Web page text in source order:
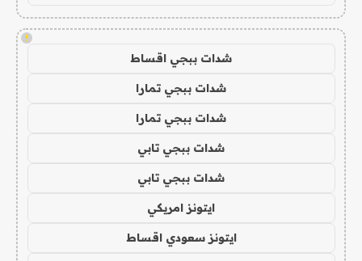
!
شدات ببجي اقساط
شدات ببجي تمارا
شدات ببجي تمارا
شدات ببجي تابي
شدات ببجي تابي
ايتونز امريكي
ايتونز سعودي اقساط